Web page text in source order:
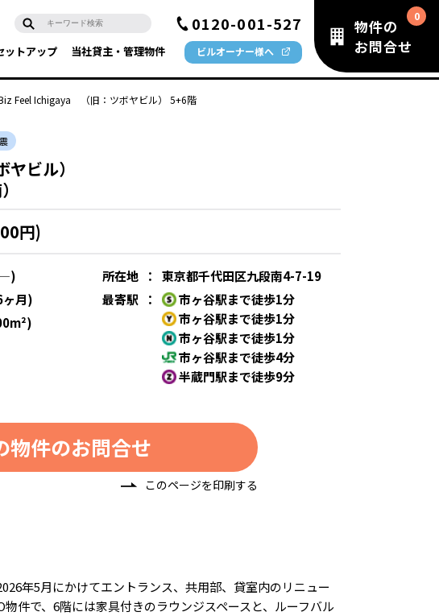
0120-001-527
ットアップ 当社貸主・管理物件 ビルオーナー様へ
物件の
お問合せ
Feel Ichigaya （旧：ツボヤビル） 5+6階
ビル）
円)
月)
所在地 ：
東京都千代田区九段南4-7-19
最寄駅
：
市ヶ谷駅まで徒歩1分
市ヶ谷駅まで徒歩1分
市ヶ谷駅まで徒歩1分
市ヶ谷駅まで徒歩4分
半蔵門駅まで徒歩9分
物件のお問合せ
このページを印刷する
年5月にかけてエントランス、共用部、貸室内のリニュー
件で、6階には家具付きのラウンジスペースと、ルーフバル